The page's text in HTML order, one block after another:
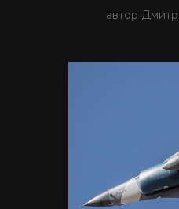
автор